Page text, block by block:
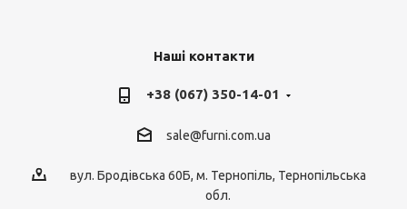
Наші контакти
+38 (067) 350-14-01
sale@furni.com.ua
вул. Бродівська 60Б, м. Тернопіль, Тернопільська
обл.